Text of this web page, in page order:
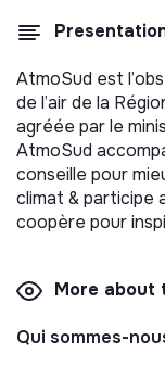
AtmoSud est
de l’air de la
agréée par le
AtmoSud
conseille pour
climat & participe
coopère pour
More about
Qui sommes-